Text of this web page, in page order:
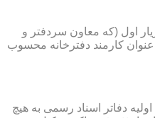
اول (كه معاون سردفتر و
عنوان كارمند دفترخانه محسوب
نمود كه در آن دوران، شكل اولیه دفاتر اسناد رسمی به هیچ